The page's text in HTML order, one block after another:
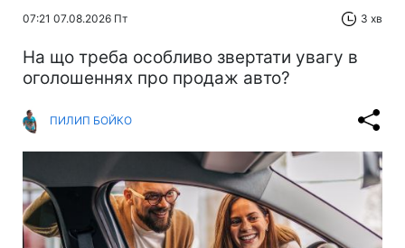
07:21 07.08.2026 Пт 3 хв
На що треба особливо звертати увагу в
оголошеннях про продаж авто?
ПИЛИП БОЙКО